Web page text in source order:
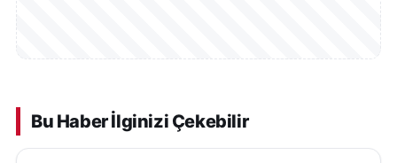
Bu Haber İlginizi Çekebilir